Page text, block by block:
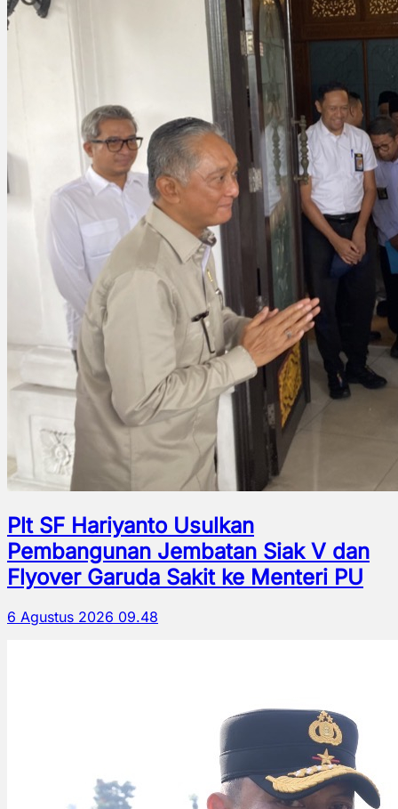
Plt SF Hariyanto Usulkan
Pembangunan Jembatan Siak V dan
Flyover Garuda Sakit ke Menteri PU
6 Agustus 2026 09.48